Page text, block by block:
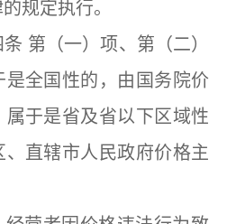
规定执行。
第（一）项、第（二）
全国性的，由国务院价
于是省及省以下区域性
直辖市人民政府价格主